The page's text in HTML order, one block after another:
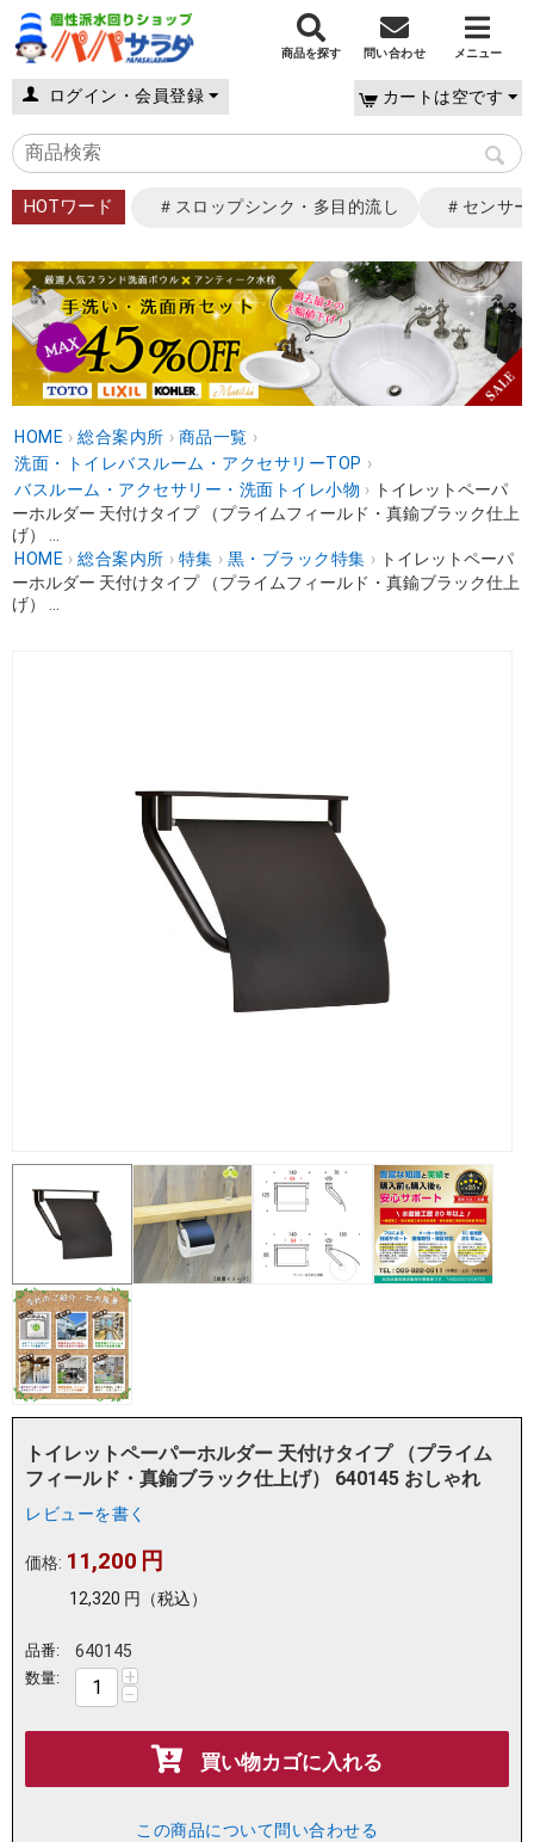
商品を探す 問い合わせ メニュー
ログイン・会員登録 カートは空です
HOTワード ＃スロップシンク・多目的流し ＃センサ
HOME › 総合案内所 › 商品一覧 ›
洗面・トイレバスルーム・アクセサリーTOP ›
バスルーム・アクセサリー・洗面トイレ小物 › トイレットペーパ
ーホルダー 天付けタイプ （プライムフィールド・真鍮ブラック仕上
げ） ...
HOME › 総合案内所 › 特集 › 黒・ブラック特集 › トイレットペーパ
ーホルダー 天付けタイプ （プライムフィールド・真鍮ブラック仕上
げ） ...
トイレットペーパーホルダー 天付けタイプ （プライム
フィールド・真鍮ブラック仕上げ） 640145 おしゃれ
レビューを書く
価格: 11,200 円
12,320 円 （税込）
品番: 640145
数量: +
−
買い物カゴに入れる
この商品について問い合わせる